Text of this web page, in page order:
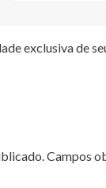
exclusiva de
Campos